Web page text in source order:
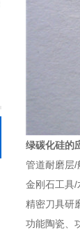
绿碳化硅的
管道耐磨层/
金刚石工具
精密刀具研
功能陶瓷、